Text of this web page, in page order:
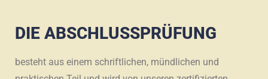
DIE ABSCHLUSSPRÜFUNG
besteht aus einem schriftlichen, mündlichen und